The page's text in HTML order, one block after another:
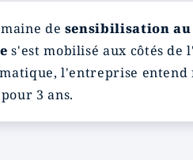
de sensibilisation
s'est mobilisé aux côtés
l'entreprise
pour 3 ans.